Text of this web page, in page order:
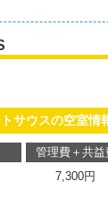
サウスの空室情
管理費＋共益
7,300円